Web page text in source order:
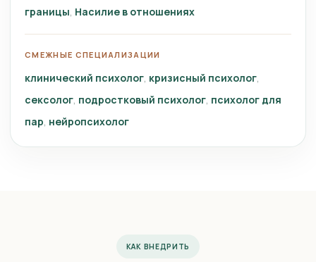
границы Насилие в отношениях
СМЕЖНЫЕ СПЕЦИАЛИЗАЦИИ
клинический психолог кризисный психолог
сексолог подростковый психолог психолог для
пар нейропсихолог
КАК ВНЕДРИТЬ